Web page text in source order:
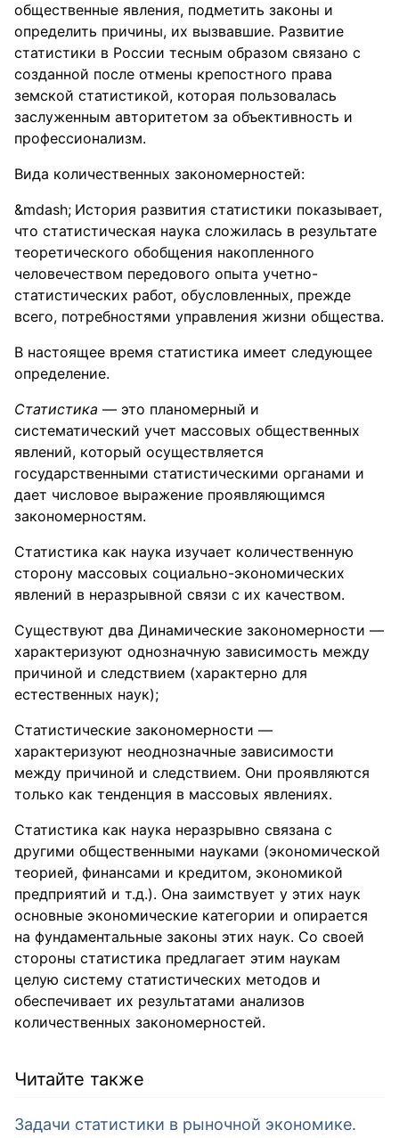
общественные явления, подметить законы и
определить причины, их вызвавшие. Развитие
статистики в России тесным образом связано с
созданной после отмены крепостного права
земской статистикой, которая пользовалась
заслуженным авторитетом за объективность и
профессионализм.
Вида количественных закономерностей:
История развития статистики показывает,
что статистическая наука сложилась в результате
теоретического обобщения накопленного
человечеством передового опыта учетно-
статистических работ, обусловленных, прежде
всего, потребностями управления жизни общества.
В настоящее время статистика имеет следующее
определение.
Статистика — это планомерный и
систематический учет массовых общественных
явлений, который осуществляется
государственными статистическими органами и
дает числовое выражение проявляющимся
закономерностям.
Статистика как наука изучает количественную
сторону массовых социально-экономических
явлений в неразрывной связи с их качеством.
Существуют два Динамические закономерности —
характеризуют однозначную зависимость между
причиной и следствием (характерно для
естественных наук);
Статистические закономерности —
характеризуют неоднозначные зависимости
между причиной и следствием. Они проявляются
только как тенденция в массовых явлениях.
Статистика как наука неразрывно связана с
другими общественными науками (экономической
теорией, финансами и кредитом, экономикой
предприятий и т.д.). Она заимствует у этих наук
основные экономические категории и опирается
на фундаментальные законы этих наук. Со своей
стороны статистика предлагает этим наукам
целую систему статистических методов и
обеспечивает их результатами анализов
количественных закономерностей.
Читайте также
Задачи статистики в рыночной экономике.